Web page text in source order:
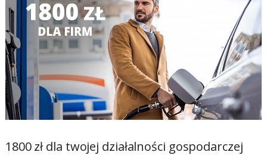
1800 zł dla twojej działalności gospodarczej